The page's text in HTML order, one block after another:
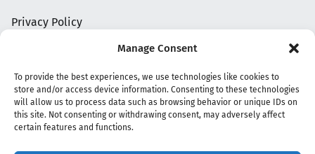
Manage Consent
To provide the best experiences, we use technologies like cookies to
store and/or access device information. Consenting to these technologies
will allow us to process data such as browsing behavior or unique IDs on
this site. Not consenting or withdrawing consent, may adversely affect
certain features and functions.
Privacy Policy